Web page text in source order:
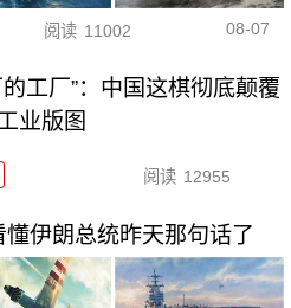
阅读 11002 08-07
的工厂”：中国这棋彻底颠覆
业版图
阅读 12955
伊朗总统昨天那句话了